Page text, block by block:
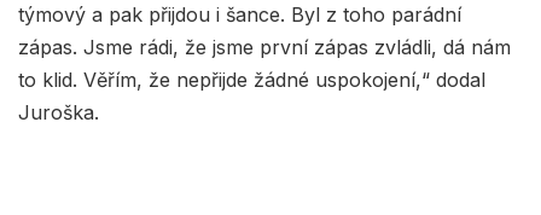
týmový a pak přijdou i šance. Byl z toho parádní
zápas. Jsme rádi, že jsme první zápas zvládli, dá nám
to klid. Věřím, že nepřijde žádné uspokojení,“ dodal
Juroška.